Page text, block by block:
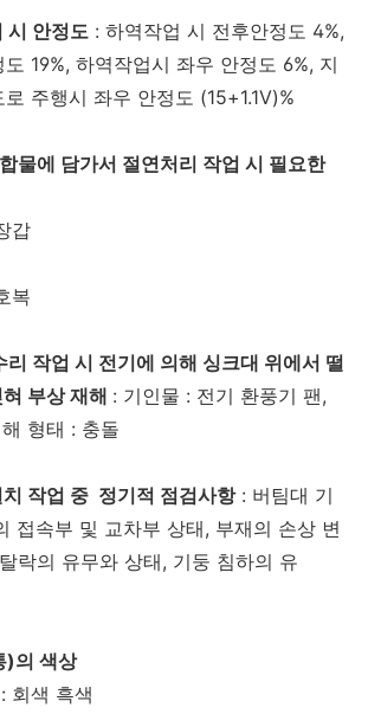
시 안정도 : 하역작업 시 전후안정도 4%,
19%, 하역작업시 좌우 안정도 6%, 지
주행시 좌우 안정도 (15+1.1V)%
물에 담가서 절연처리 작업 시 필요한
갑
복
리 작업 시 전기에 의해 싱크대 위에서 떨
부상 재해 : 기인물 : 전기 환풍기 팬,
형태 : 충돌
작업 중 정기적 점검사항 : 버팀대 기
접속부 및 교차부 상태, 부재의 손상 변
락의 유무와 상태, 기둥 침하의 유
)의 색상
회색 흑색